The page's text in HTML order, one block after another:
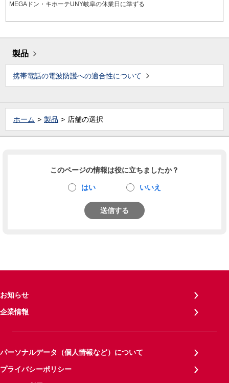
MEGAドン・キホーテUNY岐阜の休業日に準ずる
製品
携帯電話の電波防護への適合性について
ホーム 製品 店舗の選択
このページの情報は役に立ちましたか？
はい いいえ
送信する
お知らせ
企業情報
パーソナルデータ（個人情報など）について
プライバシーポリシー